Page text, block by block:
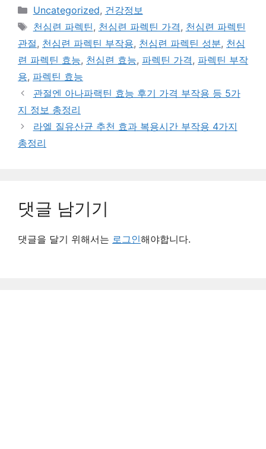
카
테
고
리
Uncategorized, 건강정보
태
그
천심련 파렉틴, 천심련 파렉틴 가격, 천심련 파렉틴
관절, 천심련 파렉틴 부작용, 천심련 파렉틴 성분, 천심
련 파렉틴 효능, 천심련 효능, 파렉틴 가격, 파렉틴 부작
용, 파렉틴 효능
관절엔 아나파랙틴 효능 후기 가격 부작용 등 5가
지 정보 총정리
라엘 질유산균 추천 효과 복용시간 부작용 4가지
총정리
댓글 남기기
댓글을 달기 위해서는 로그인해야합니다.